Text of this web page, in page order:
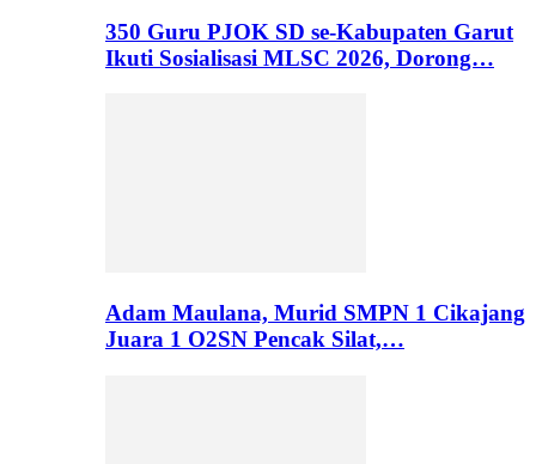
350 Guru PJOK SD se-Kabupaten Garut
Ikuti Sosialisasi MLSC 2026, Dorong…
Adam Maulana, Murid SMPN 1 Cikajang
Juara 1 O2SN Pencak Silat,…